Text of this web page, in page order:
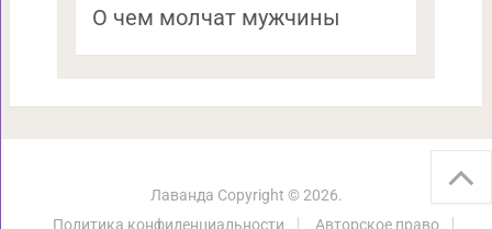
О чем молчат мужчины
Лаванда Copyright © 2026.
Политика конфиденциальности
Авторское право